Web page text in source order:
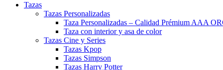
Tazas
Tazas Personalizadas
Taza Personalizadas – Calidad Prémium AAA
Taza con interior y asa de color
Tazas Cine y Series
Tazas Kpop
Tazas Simpson
Tazas Harry Potter